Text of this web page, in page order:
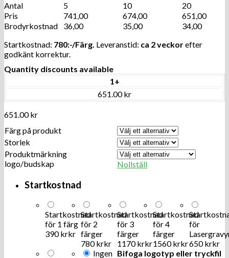
Antal
5 10
20
Pris
741,00 674,00
651,00
Brodyrkostnad
36,00 35,00
34,00
Startkostnad: 780:-/Färg. Leveranstid: ca 2 veckorefter
godkänt korrektur.
Quantity discounts available
1+
651.00 kr
651.00kr
Färg på produkt
Storlek
Produktmärkning
logo/budskap
Nollställ
Startkostnad
Startkostnad
för 1 färg
390 krkr
Startkostnad
för 2
färger
780 krkr
Startkostnad
för 3
färger
1170 krkr
Startkostnad
för 4
färger
1560 krkr
för
650 krkr
Ingen Bifoga logotyp eller tryckfil